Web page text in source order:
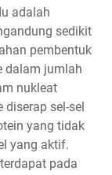
adalah
sedikit
pembentuk
dalam jumlah
nukleat
diserap sel-sel
yang tidak
yang aktif.
pada